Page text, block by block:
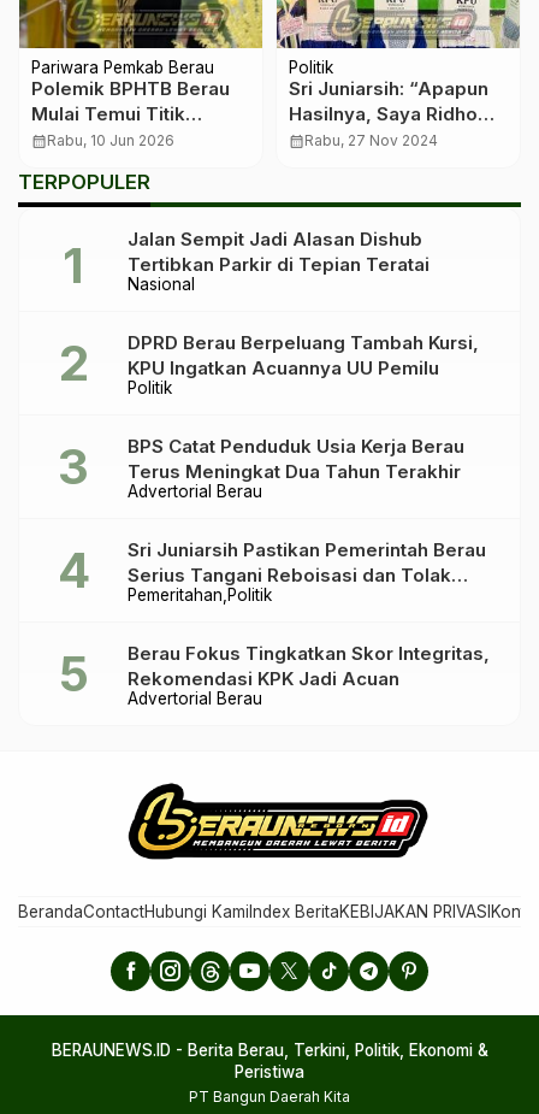
Pariwara Pemkab Berau
Polemik BPHTB Berau
Mulai Temui Titik
Terang, Aturan Baru
calendar_monthRabu, 10 Jun 2026
Politik
Sri Juniarsih: “Apapun
Hasilnya, Saya Ridho
dan Ikhlas”
calendar_monthRabu, 27 Nov 2024
TERPOPULER
Nasional
Jalan Sempit Jadi Alasan Dishub
Tertibkan Parkir di Tepian Teratai
Politik
DPRD Berau Berpeluang Tambah Kursi,
KPU Ingatkan Acuannya UU Pemilu
Advertorial Berau
BPS Catat Penduduk Usia Kerja Berau
Terus Meningkat Dua Tahun Terakhir
Pemeritahan Politik
Sri Juniarsih Pastikan Pemerintah Berau
Serius Tangani Reboisasi dan Tolak
Praktik Ilegal
Advertorial Berau
Berau Fokus Tingkatkan Skor Integritas,
Rekomendasi KPK Jadi Acuan
BerandaContactHubungi Kami Index BeritaKEBIJAKAN PRIVASI
BERAUNEWS.ID - Berita Berau, Terkini, Politik, Ekonomi &
Peristiwa
PT Bangun Daerah Kita